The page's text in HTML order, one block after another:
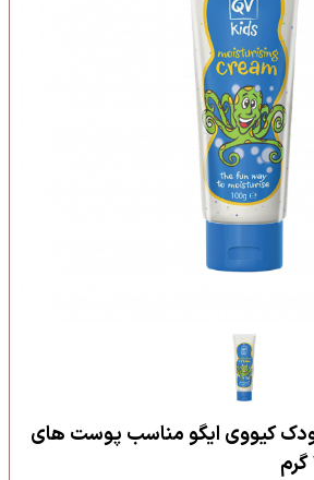
کیووی ایگو مناسب پوست های